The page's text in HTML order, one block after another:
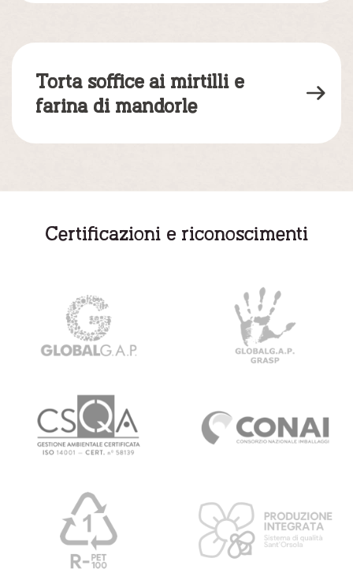
Torta soffice ai mirtilli e
farina di mandorle
Certificazioni e riconoscimenti